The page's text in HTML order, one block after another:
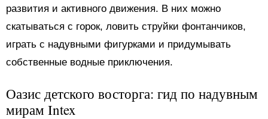
развития и активного движения. В них можно
скатываться с горок, ловить струйки фонтанчиков,
играть с надувными фигурками и придумывать
собственные водные приключения.
Оазис детского восторга: гид по надувным
мирам Intex